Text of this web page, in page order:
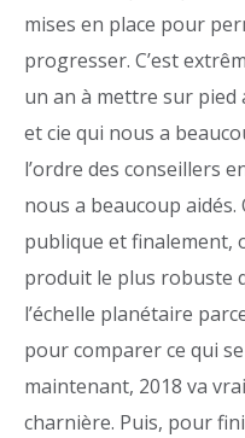
mises en place pour
progresser. C’est
un an à mettre sur pied
et cie qui nous a
l’ordre des conseillers
nous a beaucoup
publique et finalement,
produit le plus robuste
l’échelle planétaire
pour comparer ce qui
maintenant, 2018 va
charnière. Puis, pour